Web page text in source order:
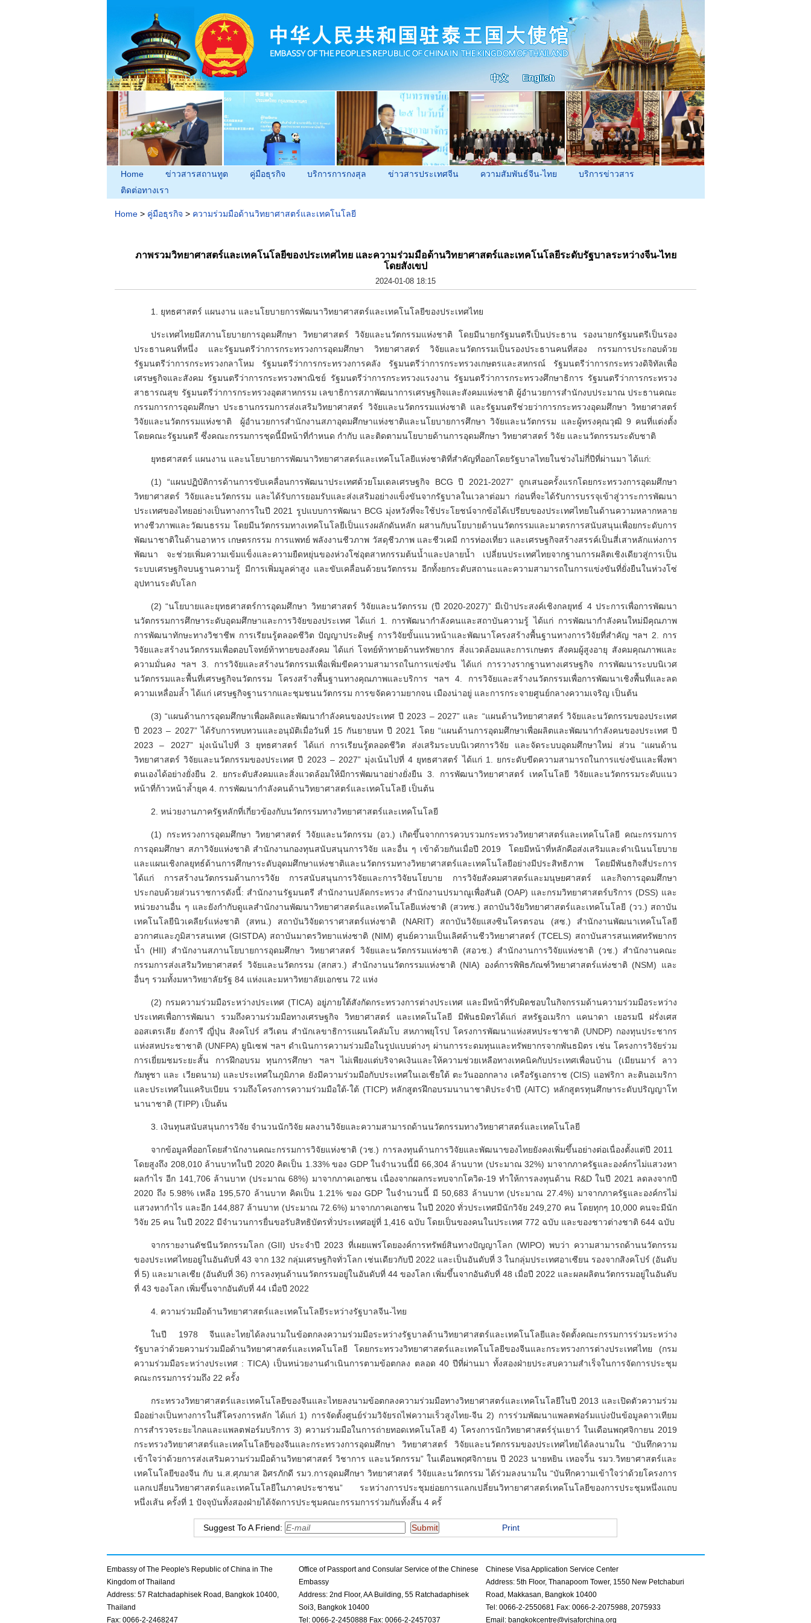
Home ข่าวสารสถานทูต คู่มือธุรกิจ บริการการกงสุล ข่าวสารประเทศจีน ความสัมพันธ์จีน-ไทย
บริการข่าวสาร
ติดต่อทางเรา
Home > คู่มือธุรกิจ > ความร่วมมือด้านวิทยาศาสตร์และเทคโนโลยี
ภาพรวมวิทยาศาสตร์และเทคโนโลยีของประเทศไทย และความร่วมมือด้านวิทยาศาสตร์และเทคโนโลยีระดับรัฐบาลระหว่างจีน-ไทย
โดยสังเขป
2024-01-08 18:15
1. ยุทธศาสตร์ แผนงาน และนโยบายการพัฒนาวิทยาศาสตร์และเทคโนโลยีของประเทศไทย
ประเทศไทยมีสภานโยบายการอุดมศึกษา วิทยาศาสตร์ วิจัยและนวัตกรรมแห่งชาติ โดยมีนายกรัฐมนตรีเป็นประธาน รองนายกรัฐมนตรีเป็นรอง
ประธานคนที่หนึ่ง และรัฐมนตรีว่าการกระทรวงการอุดมศึกษา วิทยาศาสตร์ วิจัยและนวัตกรรมเป็นรองประธานคนที่สอง กรรมการประกอบด้วย
รัฐมนตรีว่าการกระทรวงกลาโหม รัฐมนตรีว่าการกระทรวงการคลัง รัฐมนตรีว่าการกระทรวงเกษตรและสหกรณ์ รัฐมนตรีว่าการกระทรวงดิจิทัลเพื่อ
เศรษฐกิจและสังคม รัฐมนตรีว่าการกระทรวงพาณิชย์ รัฐมนตรีว่าการกระทรวงแรงงาน รัฐมนตรีว่าการกระทรวงศึกษาธิการ รัฐมนตรีว่าการกระทรวง
สาธารณสุข รัฐมนตรีว่าการกระทรวงอุตสาหกรรม เลขาธิการสภาพัฒนาการเศรษฐกิจและสังคมแห่งชาติ ผู้อำนวยการสำนักงบประมาณ ประธานคณะ
กรรมการการอุดมศึกษา ประธานกรรมการส่งเสริมวิทยาศาสตร์ วิจัยและนวัตกรรมแห่งชาติ และรัฐมนตรีช่วยว่าการกระทรวงอุดมศึกษา วิทยาศาสตร์
วิจัยและนวัตกรรมแห่งชาติ ผู้อำนวยการสำนักงานสภาอุดมศึกษาแห่งชาติและนโยบายการศึกษา วิจัยและนวัตกรรม และผู้ทรงคุณวุฒิ 9 คนที่แต่งตั้ง
โดยคณะรัฐมนตรี ซึ่งคณะกรรมการชุดนี้มีหน้าที่กำหนด กำกับ และติดตามนโยบายด้านการอุดมศึกษา วิทยาศาสตร์ วิจัย และนวัตกรรมระดับชาติ
ยุทธศาสตร์ แผนงาน และนโยบายการพัฒนาวิทยาศาสตร์และเทคโนโลยีแห่งชาติที่สำคัญที่ออกโดยรัฐบาลไทยในช่วงไม่กี่ปีที่ผ่านมา ได้แก่:
(1) “แผนปฏิบัติการด้านการขับเคลื่อนการพัฒนาประเทศด้วยโมเดลเศรษฐกิจ BCG ปี 2021-2027” ถูกเสนอครั้งแรกโดยกระทรวงการอุดมศึกษา
วิทยาศาสตร์ วิจัยและนวัตกรรม และได้รับการยอมรับและส่งเสริมอย่างแข็งขันจากรัฐบาลในเวลาต่อมา ก่อนที่จะได้รับการบรรจุเข้าสู่วาระการพัฒนา
ประเทศของไทยอย่างเป็นทางการในปี 2021 รูปแบบการพัฒนา BCG มุ่งหวังที่จะใช้ประโยชน์จากข้อได้เปรียบของประเทศไทยในด้านความหลากหลาย
ทางชีวภาพและวัฒนธรรม โดยมีนวัตกรรมทางเทคโนโลยีเป็นแรงผลักดันหลัก ผสานกับนโยบายด้านนวัตกรรมและมาตรการสนับสนุนเพื่อยกระดับการ
พัฒนาชาติในด้านอาหาร เกษตรกรรม การแพทย์ พลังงานชีวภาพ วัสดุชีวภาพ และชีวเคมี การท่องเที่ยว และเศรษฐกิจสร้างสรรค์เป็นสี่เสาหลักแห่งการ
พัฒนา จะช่วยเพิ่มความเข้มแข็งและความยืดหยุ่นของห่วงโซ่อุตสาหกรรมต้นน้ำและปลายน้ำ เปลี่ยนประเทศไทยจากฐานการผลิตเชิงเดียวสู่การเป็น
ระบบเศรษฐกิจบนฐานความรู้ มีการเพิ่มมูลค่าสูง และขับเคลื่อนด้วยนวัตกรรม อีกทั้งยกระดับสถานะและความสามารถในการแข่งขันที่ยั่งยืนในห่วงโซ่
อุปทานระดับโลก
(2) “นโยบายและยุทธศาสตร์การอุดมศึกษา วิทยาศาสตร์ วิจัยและนวัตกรรม (ปี 2020-2027)” มีเป้าประสงค์เชิงกลยุทธ์ 4 ประการเพื่อการพัฒนา
นวัตกรรมการศึกษาระดับอุดมศึกษาและการวิจัยของประเทศ ได้แก่ 1. การพัฒนากำลังคนและสถาบันความรู้ ได้แก่ การพัฒนากำลังคนใหม่มีคุณภาพ
การพัฒนาทักษะทางวิชาชีพ การเรียนรู้ตลอดชีวิต ปัญญาประดิษฐ์ การวิจัยขั้นแนวหน้าและพัฒนาโครงสร้างพื้นฐานทางการวิจัยที่สำคัญ ฯลฯ 2. การ
วิจัยและสร้างนวัตกรรมเพื่อตอบโจทย์ท้าทายของสังคม ได้แก่ โจทย์ท้าทายด้านทรัพยากร สิ่งแวดล้อมและการเกษตร สังคมผู้สูงอายุ สังคมคุณภาพและ
ความมั่นคง ฯลฯ 3. การวิจัยและสร้างนวัตกรรมเพื่อเพิ่มขีดความสามารถในการแข่งขัน ได้แก่ การวางรากฐานทางเศรษฐกิจ การพัฒนาระบบนิเวศ
นวัตกรรมและพื้นที่เศรษฐกิจนวัตกรรม โครงสร้างพื้นฐานทางคุณภาพและบริการ ฯลฯ 4. การวิจัยและสร้างนวัตกรรมเพื่อการพัฒนาเชิงพื้นที่และลด
ความเหลื่อมล้ำ ได้แก่ เศรษฐกิจฐานรากและชุมชนนวัตกรรม การขจัดความยากจน เมืองน่าอยู่ และการกระจายศูนย์กลางความเจริญ เป็นต้น
(3) “แผนด้านการอุดมศึกษาเพื่อผลิตและพัฒนากำลังคนของประเทศ ปี 2023 – 2027” และ “แผนด้านวิทยาศาสตร์ วิจัยและนวัตกรรมของประเทศ
ปี 2023 – 2027” ได้รับการทบทวนและอนุมัติเมื่อวันที่ 15 กันยายนท ปี 2021 โดย “แผนด้านการอุดมศึกษาเพื่อผลิตและพัฒนากำลังคนของประเทศ ปี
2023 – 2027” มุ่งเน้นไปที่ 3 ยุทธศาสตร์ ได้แก่ การเรียนรู้ตลอดชีวิต ส่งเสริมระบบนิเวศการวิจัย และจัดระบบอุดมศึกษาใหม่ ส่วน “แผนด้าน
วิทยาศาสตร์ วิจัยและนวัตกรรมของประเทศ ปี 2023 – 2027” มุ่งเน้นไปที่ 4 ยุทธศาสตร์ ได้แก่ 1. ยกระดับขีดความสามารถในการแข่งขันและพึ่งพา
ตนเองได้อย่างยั่งยืน 2. ยกระดับสังคมและสิ่งแวดล้อมให้มีการพัฒนาอย่างยั่งยืน 3. การพัฒนาวิทยาศาสตร์ เทคโนโลยี วิจัยและนวัตกรรมระดับแนว
หน้าที่ก้าวหน้าล้ำยุค 4. การพัฒนากำลังคนด้านวิทยาศาสตร์และเทคโนโลยี เป็นต้น
2. หน่วยงานภาครัฐหลักที่เกี่ยวข้องกับนวัตกรรมทางวิทยาศาสตร์และเทคโนโลยี
(1) กระทรวงการอุดมศึกษา วิทยาศาสตร์ วิจัยและนวัตกรรม (อว.) เกิดขึ้นจากการควบรวมกระทรวงวิทยาศาสตร์และเทคโนโลยี คณะกรรมการ
การอุดมศึกษา สภาวิจัยแห่งชาติ สำนักงานกองทุนสนับสนุนการวิจัย และอื่น ๆ เข้าด้วยกันเมื่อปี 2019 โดยมีหน้าที่หลักคือส่งเสริมและดำเนินนโยบาย
และแผนเชิงกลยุทธ์ด้านการศึกษาระดับอุดมศึกษาแห่งชาติและนวัตกรรมทางวิทยาศาสตร์และเทคโนโลยีอย่างมีประสิทธิภาพ โดยมีพันธกิจสี่ประการ
ได้แก่ การสร้างนวัตกรรมด้านการวิจัย การสนับสนุนการวิจัยและการวิจัยนโยบาย การวิจัยสังคมศาสตร์และมนุษยศาสตร์ และกิจการอุดมศึกษา
ประกอบด้วยส่วนราชการดังนี้: สำนักงานรัฐมนตรี สำนักงานปลัดกระทรวง สำนักงานปรมาณูเพื่อสันติ (OAP) และกรมวิทยาศาสตร์บริการ (DSS) และ
หน่วยงานอื่น ๆ และยังกำกับดูแลสำนักงานพัฒนาวิทยาศาสตร์และเทคโนโลยีแห่งชาติ (สวทช.) สถาบันวิจัยวิทยาศาสตร์และเทคโนโลยี (วว.) สถาบัน
เทคโนโลยีนิวเคลียร์แห่งชาติ (สทน.) สถาบันวิจัยดาราศาสตร์แห่งชาติ (NARIT) สถาบันวิจัยแสงซินโครตรอน (สซ.) สำนักงานพัฒนาเทคโนโลยี
อวกาศและภูมิสารสนเทศ (GISTDA) สถาบันมาตรวิทยาแห่งชาติ (NIM) ศูนย์ความเป็นเลิศด้านชีววิทยาศาสตร์ (TCELS) สถาบันสารสนเทศทรัพยากร
น้ำ (HII) สำนักงานสภานโยบายการอุดมศึกษา วิทยาศาสตร์ วิจัยและนวัตกรรมแห่งชาติ (สอวช.) สำนักงานการวิจัยแห่งชาติ (วช.) สำนักงานคณะ
กรรมการส่งเสริมวิทยาศาสตร์ วิจัยและนวัตกรรม (สกสว.) สำนักงานนวัตกรรมแห่งชาติ (NIA) องค์การพิพิธภัณฑ์วิทยาศาสตร์แห่งชาติ (NSM) และ
อื่นๆ รวมทั้งมหาวิทยาลัยรัฐ 84 แห่งและมหาวิทยาลัยเอกชน 72 แห่ง
(2) กรมความร่วมมือระหว่างประเทศ (TICA) อยู่ภายใต้สังกัดกระทรวงการต่างประเทศ และมีหน้าที่รับผิดชอบในกิจกรรมด้านความร่วมมือระหว่าง
ประเทศเพื่อการพัฒนา รวมถึงความร่วมมือทางเศรษฐกิจ วิทยาศาสตร์ และเทคโนโลยี มีพันธมิตรได้แก่ สหรัฐอเมริกา แคนาดา เยอรมนี ฝรั่งเศส
ออสเตรเลีย ฮังการี ญี่ปุ่น สิงคโปร์ สวีเดน สำนักเลขาธิการแผนโคลัมโบ สหภาพยุโรป โครงการพัฒนาแห่งสหประชาชาติ (UNDP) กองทุนประชากร
แห่งสหประชาชาติ (UNFPA) ยูนิเซฟ ฯลฯ ดำเนินการความร่วมมือในรูปแบบต่างๆ ผ่านการระดมทุนและทรัพยากรจากพันธมิตร เช่น โครงการวิจัยร่วม
การเยี่ยมชมระยะสั้น การฝึกอบรม ทุนการศึกษา ฯลฯ ไม่เพียงแต่บริจาคเงินและให้ความช่วยเหลือทางเทคนิคกับประเทศเพื่อนบ้าน (เมียนมาร์ ลาว
กัมพูชา และ เวียดนาม) และประเทศในภูมิภาค ยังมีความร่วมมือกับประเทศในเอเชียใต้ ตะวันออกกลาง เครือรัฐเอกราช (CIS) แอฟริกา ละตินอเมริกา
และประเทศในแคริบเบียน รวมถึงโครงการความร่วมมือใต้-ใต้ (TICP) หลักสูตรฝึกอบรมนานาชาติประจำปี (AITC) หลักสูตรทุนศึกษาระดับปริญญาโท
นานาชาติ (TIPP) เป็นต้น
3. เงินทุนสนับสนุนการวิจัย จำนวนนักวิจัย ผลงานวิจัยและความสามารถด้านนวัตกรรมทางวิทยาศาสตร์และเทคโนโลยี
จากข้อมูลที่ออกโดยสำนักงานคณะกรรมการวิจัยแห่งชาติ (วช.) การลงทุนด้านการวิจัยและพัฒนาของไทยยังคงเพิ่มขึ้นอย่างต่อเนื่องตั้งแต่ปี 2011
โดยสูงถึง 208,010 ล้านบาทในปี 2020 คิดเป็น 1.33% ของ GDP ในจำนวนนี้มี 66,304 ล้านบาท (ประมาณ 32%) มาจากภาครัฐและองค์กรไม่แสวงหา
ผลกำไร อีก 141,706 ล้านบาท (ประมาณ 68%) มาจากภาคเอกชน เนื่องจากผลกระทบจากโควิด-19 ทำให้การลงทุนด้าน R&D ในปี 2021 ลดลงจากปี
2020 ถึง 5.98% เหลือ 195,570 ล้านบาท คิดเป็น 1.21% ของ GDP ในจำนวนนี้ มี 50,683 ล้านบาท (ประมาณ 27.4%) มาจากภาครัฐและองค์กรไม่
แสวงหากำไร และอีก 144,887 ล้านบาท (ประมาณ 72.6%) มาจากภาคเอกชน ในปี 2020 ทั่วประเทศมีนักวิจัย 249,270 คน โดยทุกๆ 10,000 คนจะมีนัก
วิจัย 25 คน ในปี 2022 มีจำนวนการยื่นขอรับสิทธิบัตรทั่วประเทศอยู่ที่ 1,416 ฉบับ โดยเป็นของคนในประเทศ 772 ฉบับ และของชาวต่างชาติ 644 ฉบับ
จากรายงานดัชนีนวัตกรรมโลก (GII) ประจำปี 2023 ที่เผยแพร่โดยองค์การทรัพย์สินทางปัญญาโลก (WIPO) พบว่า ความสามารถด้านนวัตกรรม
ของประเทศไทยอยู่ในอันดับที่ 43 จาก 132 กลุ่มเศรษฐกิจทั่วโลก เช่นเดียวกับปี 2022 และเป็นอันดับที่ 3 ในกลุ่มประเทศอาเซียน รองจากสิงคโปร์ (อันดับ
ที่ 5) และมาเลเซีย (อันดับที่ 36) การลงทุนด้านนวัตกรรมอยู่ในอันดับที่ 44 ของโลก เพิ่มขึ้นจากอันดับที่ 48 เมื่อปี 2022 และผลผลิตนวัตกรรมอยู่ในอันดับ
ที่ 43 ของโลก เพิ่มขึ้นจากอันดับที่ 44 เมื่อปี 2022
4. ความร่วมมือด้านวิทยาศาสตร์และเทคโนโลยีระหว่างรัฐบาลจีน-ไทย
ในปี 1978 จีนและไทยได้ลงนามในข้อตกลงความร่วมมือระหว่างรัฐบาลด้านวิทยาศาสตร์และเทคโนโลยีและจัดตั้งคณะกรรมการร่วมระหว่าง
รัฐบาลว่าด้วยความร่วมมือด้านวิทยาศาสตร์และเทคโนโลยี โดยกระทรวงวิทยาศาสตร์และเทคโนโลยีของจีนและกระทรวงการต่างประเทศไทย (กรม
ความร่วมมือระหว่างประเทศ : TICA) เป็นหน่วยงานดำเนินการตามข้อตกลง ตลอด 40 ปีที่ผ่านมา ทั้งสองฝ่ายประสบความสำเร็จในการจัดการประชุม
คณะกรรมการร่วมถึง 22 ครั้ง
กระทรวงวิทยาศาสตร์และเทคโนโลยีของจีนและไทยลงนามข้อตกลงความร่วมมือทางวิทยาศาสตร์และเทคโนโลยีในปี 2013 และเปิดตัวความร่วม
มืออย่างเป็นทางการในสี่โครงการหลัก ได้แก่ 1) การจัดตั้งศูนย์ร่วมวิจัยรถไฟความเร็วสูงไทย-จีน 2) การร่วมพัฒนาแพลตฟอร์มแบ่งปันข้อมูลดาวเทียม
การสำรวจระยะไกลและแพลตฟอร์มบริการ 3) ความร่วมมือในการถ่ายทอดเทคโนโลยี 4) โครงการนักวิทยาศาสตร์รุ่นเยาว์ ในเดือนพฤศจิกายน 2019
กระทรวงวิทยาศาสตร์และเทคโนโลยีของจีนและกระทรวงการอุดมศึกษา วิทยาศาสตร์ วิจัยและนวัตกรรมของประเทศไทยได้ลงนามใน “บันทึกความ
เข้าใจว่าด้วยการส่งเสริมความร่วมมือด้านวิทยาศาสตร์ วิชาการ และนวัตกรรม” ในเดือนพฤศจิกายน ปี 2023 นายหยิน เหอจวิ้น รมว.วิทยาศาสตร์และ
เทคโนโลยีของจีน กับ น.ส.ศุภมาส อิศรภักดี รมว.การอุดมศึกษา วิทยาศาสตร์ วิจัยและนวัตกรรม ได้ร่วมลงนามใน “บันทึกความเข้าใจว่าด้วยโครงการ
แลกเปลี่ยนวิทยาศาสตร์และเทคโนโลยีในภาคประชาชน” ระหว่างการประชุมย่อยการแลกเปลี่ยนวิทายาศาสตร์เทคโนโลยีของการประชุมหนึ่งแถบ
หนึ่งเส้น ครั้งที่ 1 ปัจจุบันทั้งสองฝ่ายได้จัดการประชุมคณะกรรมการร่วมกันทั้งสิ้น 4 ครั้
Suggest To A Friend: Print
Embassy of The People's Republic of China in The
Kingdom of Thailand
Address: 57 Ratchadaphisek Road, Bangkok 10400,
Thailand
Fax: 0066-2-2468247
Office of Passport and Consular Service of the Chinese
Embassy
Address: 2nd Floor, AA Building, 55 Ratchadaphisek
Soi3, Bangkok 10400
Tel: 0066-2-2450888 Fax: 0066-2-2457037
Chinese Visa Application Service Center
Address: 5th Floor, Thanapoom Tower, 1550 New Petchaburi
Road, Makkasan, Bangkok 10400
Tel: 0066-2-2550681 Fax: 0066-2-2075988, 2075933
Email: bangkokcentre@visaforchina.org